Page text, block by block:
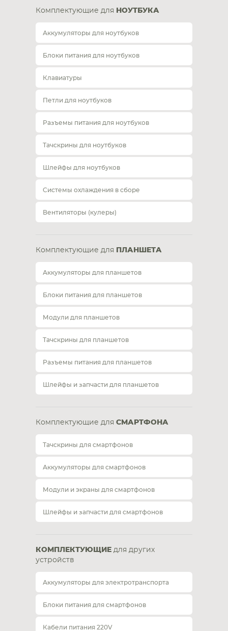
Комплектующие для НОУТБУКА
Аккумуляторы для ноутбуков
Блоки питания для ноутбуков
Клавиатуры
Петли для ноутбуков
Разъемы питания для ноутбуков
Тачскрины для ноутбуков
Шлейфы для ноутбуков
Системы охлаждения в сборе
Вентиляторы (кулеры)
Комплектующие для ПЛАНШЕТА
Аккумуляторы для планшетов
Блоки питания для планшетов
Модули для планшетов
Тачскрины для планшетов
Разъемы питания для планшетов
Шлейфы и запчасти для планшетов
Комплектующие для СМАРТФОНА
Тачскрины для смартфонов
Аккумуляторы для смартфонов
Модули и экраны для смартфонов
Шлейфы и запчасти для смартфонов
КОМПЛЕКТУЮЩИЕ для других
устройств
Аккумуляторы для электротранспорта
Блоки питания для смартфонов
Кабели питания 220V